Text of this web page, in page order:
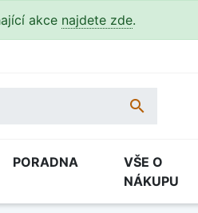
akce najdete zde.

PORADNA
VŠE O
NÁKUPU